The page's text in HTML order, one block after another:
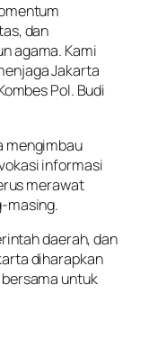
dan
agama. Kami
Jakarta
Pol. Budi
mengimbau
informasi
merawat
masing.
daerah, dan
diharapkan
untuk